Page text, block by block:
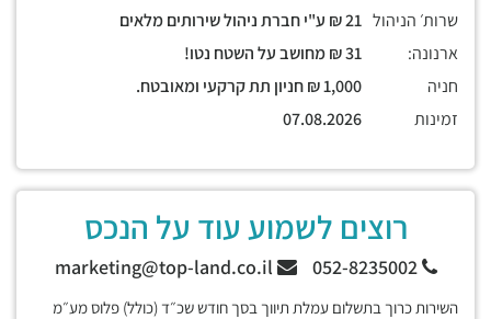
שרות׳ הניהול
ארנונה:
חניה
זמינות
רוצים לשמוע עוד על הנכס
052-8235002
השירות כרוך בתשלום עמלת תיווך בסך חודש שכ״ד (כולל) פלוס מע״מ